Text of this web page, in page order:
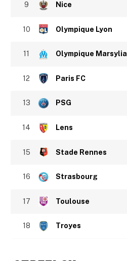
9 Nice
10 Olympique Lyon
11 Olympique Marsylia
12 Paris FC
13 PSG
14 Lens
15 Stade Rennes
16 Strasbourg
17 Toulouse
18 Troyes